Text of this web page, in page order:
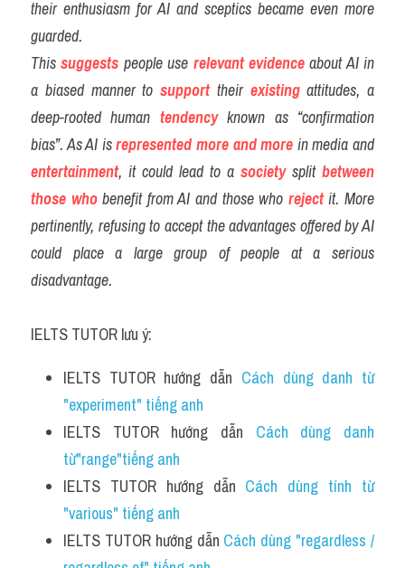
their enthusiasm for AI and sceptics became even more
guarded.
This suggests people use relevant evidence about AI in
a biased manner to support their existing attitudes, a
deep-rooted human tendency known as “confirmation
bias”. As AI is represented more and more
in media and
entertainment, it could lead to a society split between
those who benefit from AI and those who reject it. More
pertinently, refusing to accept the advantages offered by AI
could place a large group of people at a serious
disadvantage.
IELTS TUTOR lưu ý:
IELTS TUTOR hướng dẫn Cách dùng danh từ
"experiment" tiếng anh
IELTS TUTOR hướng dẫn Cách dùng danh
từ"range"tiếng anh
IELTS TUTOR hướng dẫn Cách dùng tính từ
"various" tiếng anh
IELTS TUTOR hướng dẫn Cách dùng "regardless /